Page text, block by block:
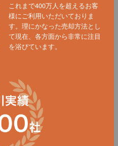
これまで400万人を超えるお客
様にご利用いただいておりま
す。理にかなった売却方法とし
て現在、各方面から非常に注目
を浴びています。